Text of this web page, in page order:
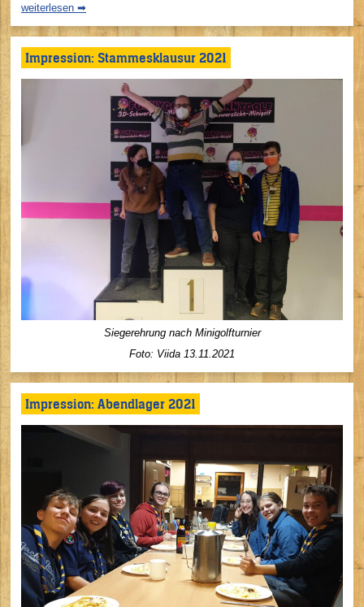
weiterlesen ➡
Impression: Stammesklausur 2021
Siegerehrung nach Minigolfturnier
Foto: Viida 13.11.2021
Impression: Abendlager 2021